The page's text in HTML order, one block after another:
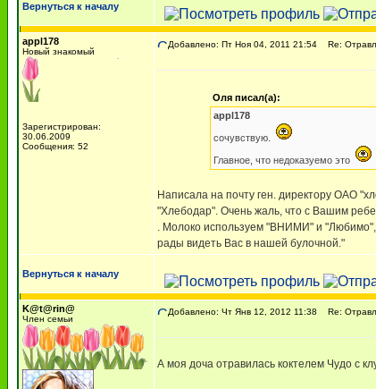
Вернуться к началу
appl178
Новый знакомый
Зарегистрирован:
30.06.2009
Сообщения: 52
Добавлено: Пт Ноя 04, 2011 21:54 Re:
Оля писал(а):
appl178
сочувствую.
Главное, что недоказуемо это
Написала на почту ген. директору ОАО
"Хлебодар". Очень жаль, что с Вашим
. Молоко используем "ВНИМИ" и "Любимо",
рады видеть Вас в нашей булочной."
Вернуться к началу
K@t@rin@
Член семьи
Добавлено: Чт Янв 12, 2012 11:38 Re:
А моя доча отравилась коктелем Чудо с